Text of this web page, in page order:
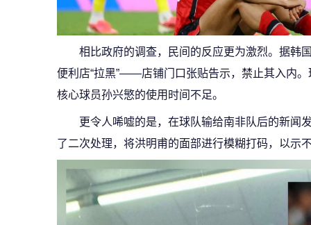
相比政府的调查，民间的反应更为激烈。据韩
便利店“拉黑”——店铺门口张贴告示，禁止其入内
核心球员孙兴慜的使用时间不足。
更令人唏嘘的是，在球队输给南非队后的新闻
了二次处理，将洪明甫的面部进行模糊打码，以示